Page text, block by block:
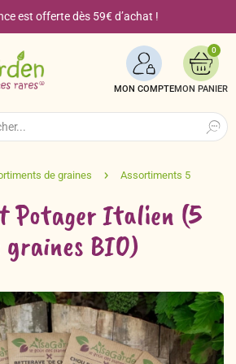
est offerte dès 59€ d’achat !
MON COMPTE
0
ligne
de A à Z
Potager Italien (5
BIO)